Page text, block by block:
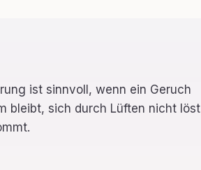
ist sinnvoll, wenn ein Geruch
bleibt, sich durch Lüften nicht löst